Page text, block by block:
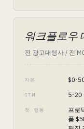
워크플로우
전 광고대행사 / 전
자본 $0-
GTM 5-20
첫 행동
프로
폼